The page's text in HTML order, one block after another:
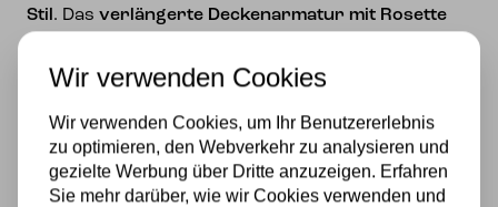
Stil . Das verlängerte Deckenarmatur mit Rosette
abgehängt ist, was einen besonders dekorativen
Die Leuchte wird komplett mit2x E27 Fassungen
geliefert und sorgt für eine gleichmäßige und
stimmungsvolle Beleuchtung.
Wir verwenden Cookies
Wir verwenden Cookies, um Ihr Benutzererlebnis
zu optimieren, den Webverkehr zu analysieren und
gezielte Werbung über Dritte anzuzeigen. Erfahren
Sie mehr darüber, wie wir Cookies verwenden und